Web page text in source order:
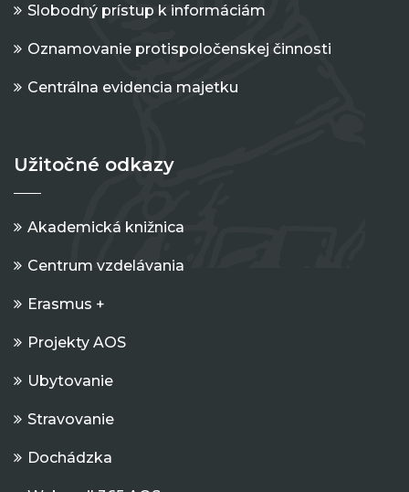
Slobodný prístup k informáciám
Oznamovanie protispoločenskej činnosti
Centrálna evidencia majetku
Užitočné odkazy
Akademická knižnica
Centrum vzdelávania
Erasmus +
Projekty AOS
Ubytovanie
Stravovanie
Dochádzka